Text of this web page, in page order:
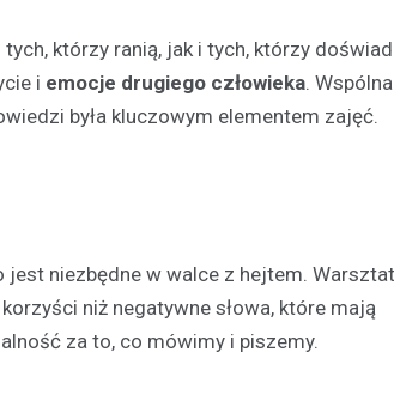
którzy ranią, jak i tych, którzy
i emocje drugiego człowieka. Wspólna
była kluczowym elementem zajęć.
jest niezbędne w walce z hejtem.
niż negatywne słowa, które mają
za to, co mówimy i piszemy.
internetu
8 maja 2026
Policja w Chełmie zatrzymała